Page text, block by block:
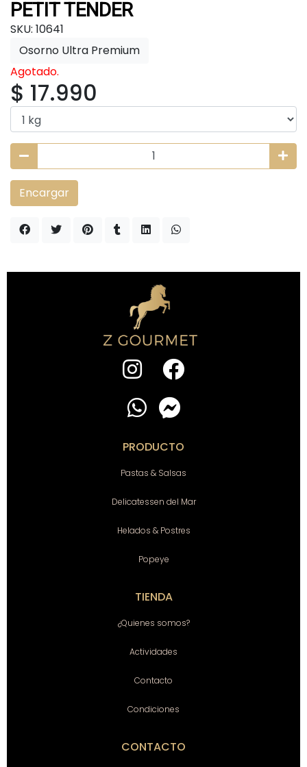
PETIT TENDER
SKU: 10641
Osorno Ultra Premium
Agotado.
$ 17.990
Encargar
PRODUCTO
Pastas & Salsas
Delicatessen del Mar
Helados & Postres
Popeye
TIENDA
¿Quienes somos?
Actividades
Contacto
Condiciones
CONTACTO